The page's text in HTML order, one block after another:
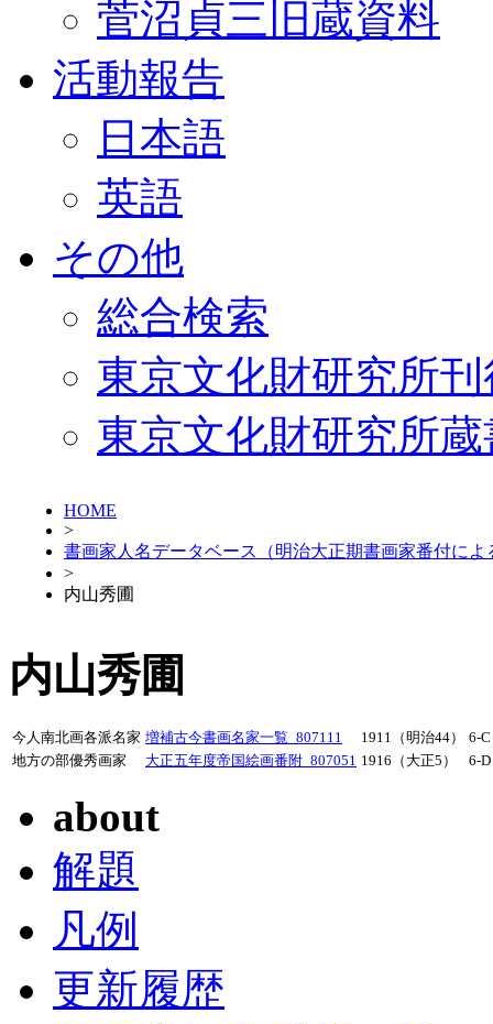
菅沼貞三旧蔵資料
活動報告
日本語
英語
その他
総合検索
東京文化財研究所
東京文化財研究所
HOME
>
書画家人名データベース（明治大正期書画家番付によ
>
内山秀圃
内山秀圃
今人南北画各派名家 増補古今書画名家一覧_807111 1911（明治44）
6-C
地方の部優秀画家
大正五年度帝国絵画番附_807051 1916（大正5） 6-D
about
解題
凡例
更新履歴